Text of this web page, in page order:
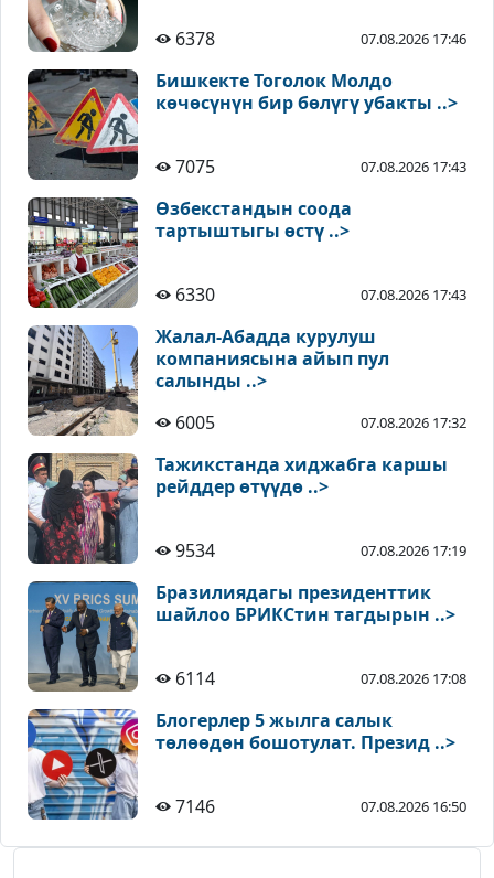
6378 07.08.2026 17:46
Бишкекте Тоголок Молдо
көчөсүнүн бир бөлүгү убакты ..>
7075 07.08.2026 17:43
Өзбекстандын соода
тартыштыгы өстү ..>
6330 07.08.2026 17:43
Жалал-Абадда курулуш
компаниясына айып пул
салынды ..>
6005
07.08.2026 17:32
Тажикстанда хиджабга каршы
рейддер өтүүдө ..>
9534 07.08.2026 17:19
Бразилиядагы президенттик
шайлоо БРИКСтин тагдырын ..>
6114 07.08.2026 17:08
Блогерлер 5 жылга салык
төлөөдөн бошотулат. Презид ..>
7146 07.08.2026 16:50